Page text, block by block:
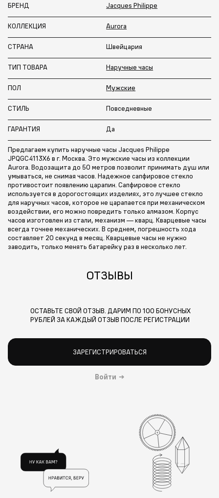
БРЕНД Jacques Philippe
КОЛЛЕКЦИЯ Aurora
СТРАНА Швейцария
ТИП ТОВАРА Наручные часы
ПОЛ Мужские
СТИЛЬ Повседневные
ГАРАНТИЯ Да
Предлагаем купить наручные часы Jacques Philippe
JPQGC4113X6 в г. Москва. Это мужские часы из коллекции
Aurora. Водозащита до 50 метров позволит принимать душ или
умываться, не снимая часов. Надежное сапфировое стекло
противостоит появлению царапин. Сапфировое стекло
используется в дорогостоящих изделиях, это лучшее стекло
для наручных часов, которое не царапается при механическом
воздействии, его можно повредить только алмазом. Корпус
часов изготовлен из стали, механизм — кварц. Кварцевые часы
всегда точнее механических. В среднем, погрешность хода
составляет 20 секунд в месяц. Кварцевые часы не нужно
заводить, только менять батарейку раз в несколько лет.
ОТЗЫВЫ
ОСТАВЬТЕ СВОЙ ОТЗЫВ. ДАРИМ ПО 100 БОНУСНЫХ
РУБЛЕЙ ЗА КАЖДЫЙ ОТЗЫВ ПОСЛЕ РЕГИСТРАЦИИ
ЗАРЕГИСТРИРОВАТЬСЯ
Войти →